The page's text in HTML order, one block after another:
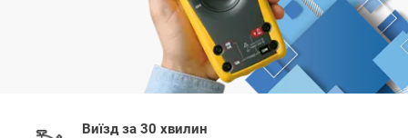
Виїзд за 30 хвилин